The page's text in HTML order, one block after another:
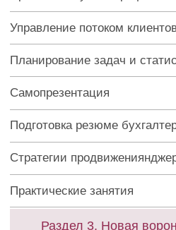
Формирование продающего заключения
Продажа через дыры в бизнес-
процессах клиента
Составление коммерческого предложения
Продажа обслуживания и доп услуг
Технология проведения консультации
Практические занятия
Стандарт юридической безопасности